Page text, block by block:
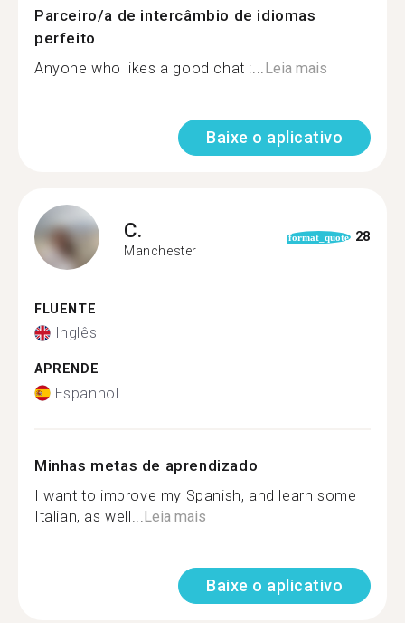
Parceiro/a de intercâmbio de idiomas
perfeito
Anyone who likes a good chat :... Leia mais
Baixe o aplicativo
C.
Manchester
format_quote 28
FLUENTE
Inglês
APRENDE
Espanhol
Minhas metas de aprendizado
I want to improve my Spanish, and learn some
Italian, as well... Leia mais
Baixe o aplicativo